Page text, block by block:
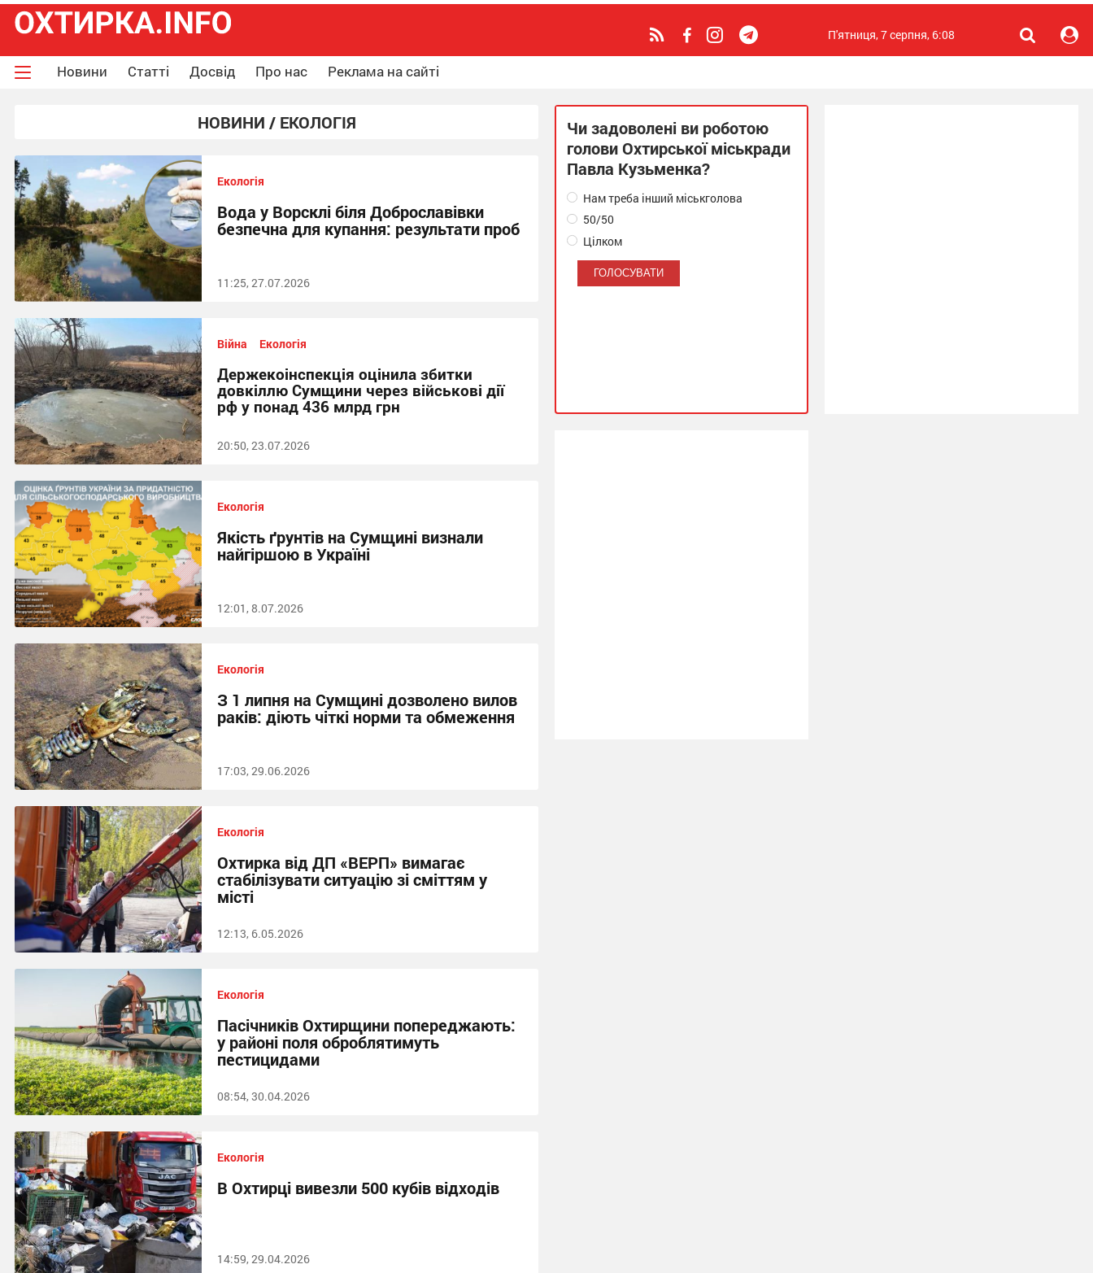
П'ятниця, 7 серпня, 6:08
Новини Статті Досвід Про нас Реклама на сайті
НОВИНИ / ЕКОЛОГІЯ
Екологія
Вода у Ворсклі біля Доброславівки
безпечна для купання: результати проб
11:25, 27.07.2026
Війна Екологія
Держекоінспекція оцінила збитки
довкіллю Сумщини через військові дії
рф у понад 436 млрд грн
20:50, 23.07.2026
Екологія
Якість ґрунтів на Сумщині визнали
найгіршою в Україні
12:01, 8.07.2026
Екологія
З 1 липня на Сумщині дозволено вилов
раків: діють чіткі норми та обмеження
17:03, 29.06.2026
Екологія
Охтирка від ДП «ВЕРП» вимагає
стабілізувати ситуацію зі сміттям у
місті
12:13, 6.05.2026
Екологія
Пасічників Охтирщини попереджають:
у районі поля оброблятимуть
пестицидами
08:54, 30.04.2026
Екологія
В Охтирці вивезли 500 кубів відходів
14:59, 29.04.2026
Чи задоволені ви роботою
голови Охтирської міськради
Павла Кузьменка?
Нам треба інший міськголова
50/50
Цілком